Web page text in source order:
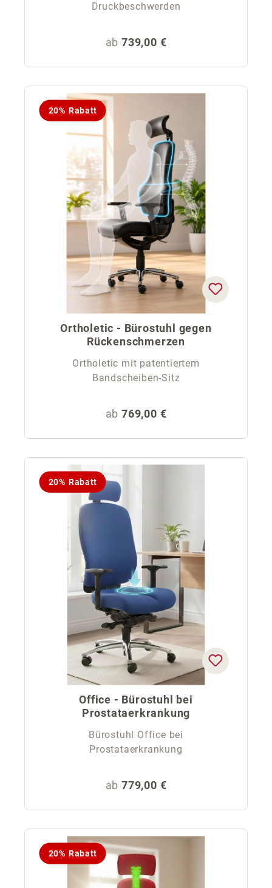
Druckbeschwerden
Regulärer Preis:
ab 739,00 €
20% Rabatt
Ortholetic - Bürostuhl gegen
Rückenschmerzen
Ortholetic mit patentiertem
Bandscheiben-Sitz
Regulärer Preis:
ab 769,00 €
20% Rabatt
Office - Bürostuhl bei
Prostataerkrankung
Bürostuhl Office bei
Prostataerkrankung
Regulärer Preis:
ab 779,00 €
20% Rabatt